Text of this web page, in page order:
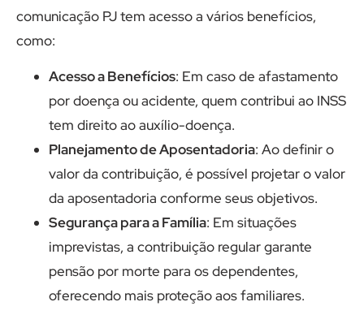
comunicação PJ tem acesso a vários benefícios,
como:
Acesso a Benefícios: Em caso de afastamento
por doença ou acidente, quem contribui ao INSS
tem direito ao auxílio-doença.
Planejamento de Aposentadoria: Ao definir o
valor da contribuição, é possível projetar o valor
da aposentadoria conforme seus objetivos.
Segurança para a Família: Em situações
imprevistas, a contribuição regular garante
pensão por morte para os dependentes,
oferecendo mais proteção aos familiares.